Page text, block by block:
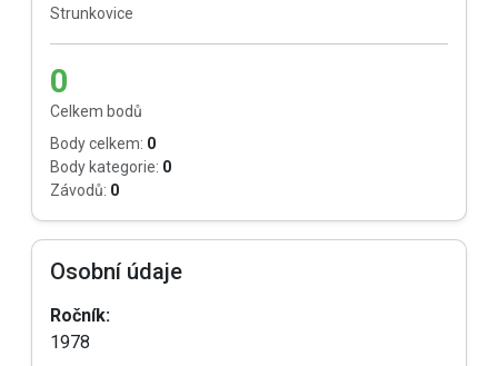
Strunkovice
0
Celkem bodů
Body celkem: 0
Body kategorie: 0
Závodů: 0
Osobní údaje
Ročník:
1978